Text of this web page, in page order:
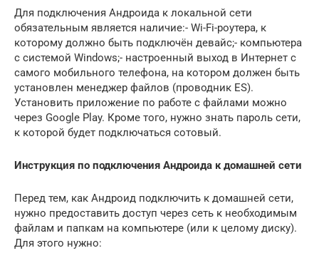
Для подключения Андроида к локальной сети
обязательным является наличие:- Wi-Fi-роутера, к
которому должно быть подключён девайс;- компьютера
с системой Windows;- настроенный выход в Интернет с
самого мобильного телефона, на котором должен быть
установлен менеджер файлов (проводник ES).
Установить приложение по работе с файлами можно
через Google Play. Кроме того, нужно знать пароль сети,
к которой будет подключаться сотовый.
Инструкция по подключения Андроида к домашней сети
Перед тем, как Андроид подключить к домашней сети,
нужно предоставить доступ через сеть к необходимым
файлам и папкам на компьютере (или к целому диску).
Для этого нужно: